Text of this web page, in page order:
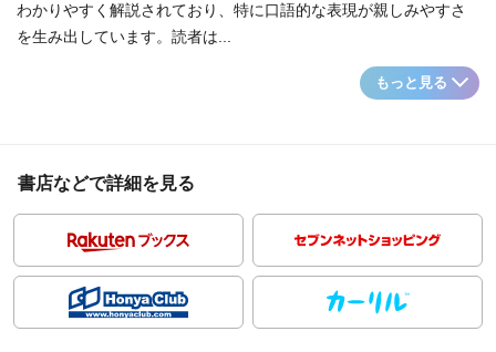
わかりやすく解説されており、特に口語的な表現が親しみやすさ
を生み出しています。読者は...
もっと見る
書店などで詳細を見る